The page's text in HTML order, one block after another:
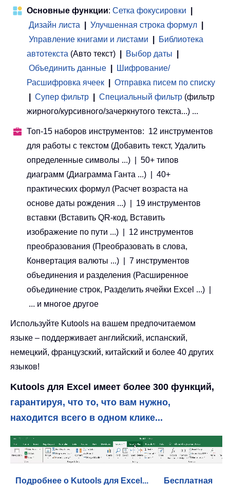
Основные функции: Сетка фокусировки
Дизайн листа
Улучшенная строка формул
Управление книгами и листами
Библиотека
автотекста (Авто текст) Выбор даты
Объединить данные
Шифрование/
Расшифровка ячеек
Отправка писем по списку
Супер фильтр Специальный фильтр (фильтр
жирного/курсивного/зачеркнутого текста...) ...
Топ-15 наборов инструментов: 12 инструментов
для работы с текстом (Добавить текст, Удалить
определенные символы ...) | 50+ типов
диаграмм (Диаграмма Ганта ...) | 40+
практических формул (Расчет возраста на
основе даты рождения ...) | 19 инструментов
вставки (Вставить QR-код, Вставить
изображение по пути ...) | 12 инструментов
преобразования (Преобразовать в слова,
Конвертация валюты ...) | 7 инструментов
объединения и разделения (Расширенное
объединение строк, Разделить ячейки Excel ...) |
... и многое другое
Используйте Kutools на вашем предпочитаемом
языке – поддерживает английский, испанский,
немецкий, французский, китайский и более 40 других
языков!
Kutools для Excel имеет более 300 функций,
гарантируя, что то, что вам нужно,
находится всего в одном клике...
Подробнее о Kutools для Excel...
Бесплатная